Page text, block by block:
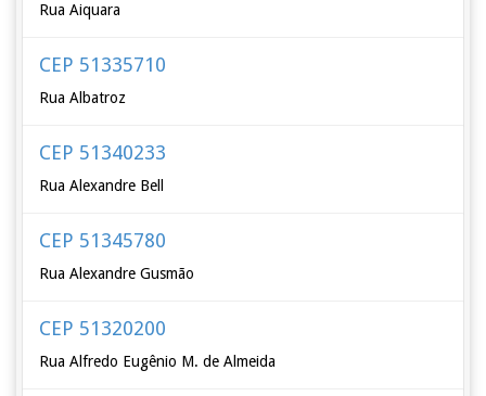
Rua Aiquara
CEP 51335710
Rua Albatroz
CEP 51340233
Rua Alexandre Bell
CEP 51345780
Rua Alexandre Gusmão
CEP 51320200
Rua Alfredo Eugênio M. de Almeida